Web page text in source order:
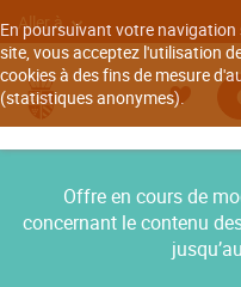
En poursuivant votre navigation
site, vous acceptez l'utilisation
cookies à des fins de mesure
(statistiques anonymes).
Aller à
Offre en cours de
concernant le contenu